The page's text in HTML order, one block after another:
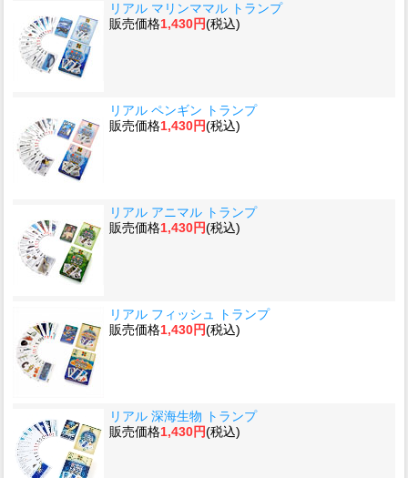
リアル マリンママル トランプ
販売価格1,430円(税込)
リアル ペンギン トランプ
販売価格1,430円(税込)
リアル アニマル トランプ
販売価格1,430円(税込)
リアル フィッシュ トランプ
販売価格1,430円(税込)
リアル 深海生物 トランプ
販売価格1,430円(税込)